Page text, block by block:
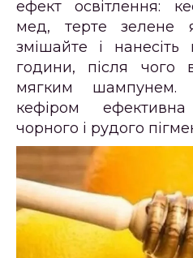
ефект освітлення:
мед, терте зелене
змішайте і
години, після чого
мягким
кефіром
чорного і рудого